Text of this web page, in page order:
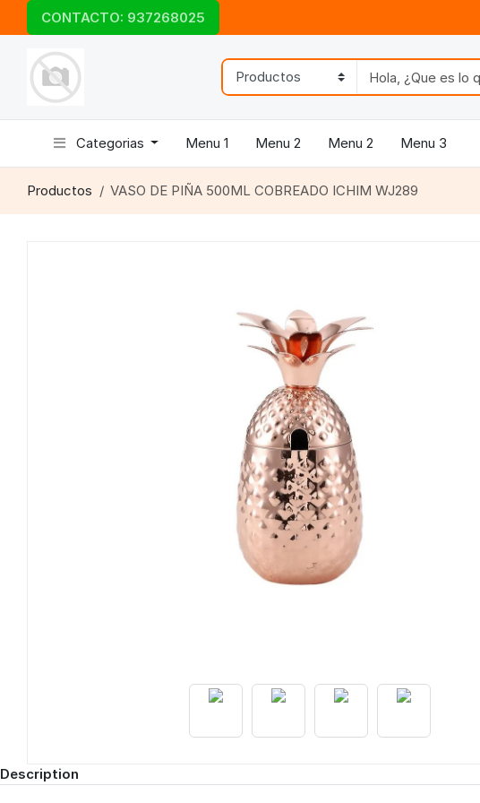
CONTACTO: 937268025
Categorias Menu 1 Menu 2 Menu 2 Menu 3
Productos VASO DE PIÑA 500ML COBREADO ICHIM WJ289
Description